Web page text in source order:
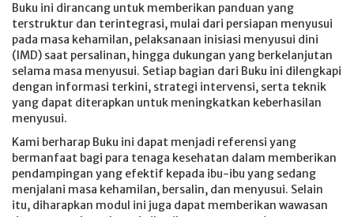
Buku ini dirancang untuk memberikan panduan yang
terstruktur dan terintegrasi, mulai dari persiapan menyusui
pada masa kehamilan, pelaksanaan inisiasi menyusui dini
(IMD) saat persalinan, hingga dukungan yang berkelanjutan
selama masa menyusui. Setiap bagian dari Buku ini dilengkapi
dengan informasi terkini, strategi intervensi, serta teknik
yang dapat diterapkan untuk meningkatkan keberhasilan
menyusui.
Kami berharap Buku ini dapat menjadi referensi yang
bermanfaat bagi para tenaga kesehatan dalam memberikan
pendampingan yang efektif kepada ibu-ibu yang sedang
menjalani masa kehamilan, bersalin, dan menyusui. Selain
itu, diharapkan modul ini juga dapat memberikan wawasan